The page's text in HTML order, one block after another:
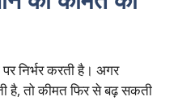
निर्भर करती है। अगर
है, तो कीमत फिर से बढ़ सकती